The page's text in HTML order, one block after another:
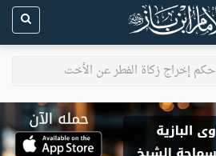
حكم إخراج زكاة الفطر عن الأخت